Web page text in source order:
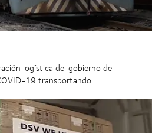
logística del gobierno de
19 transportando